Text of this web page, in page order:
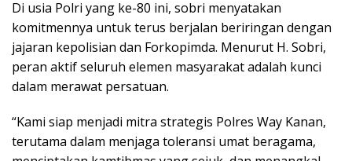
Di usia Polri yang ke-80 ini, sobri menyatakan
komitmennya untuk terus berjalan beriringan dengan
jajaran kepolisian dan Forkopimda. Menurut H. Sobri,
peran aktif seluruh elemen masyarakat adalah kunci
dalam merawat persatuan.
“Kami siap menjadi mitra strategis Polres Way Kanan,
terutama dalam menjaga toleransi umat beragama,